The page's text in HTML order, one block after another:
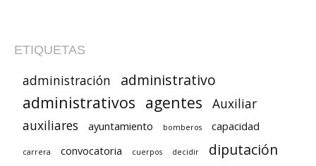
ETIQUETAS
administración administrativo
administrativos agentes
Auxiliar
auxiliares
ayuntamiento bomberos capacidad
carrera convocatoria cuerpos decidir diputación